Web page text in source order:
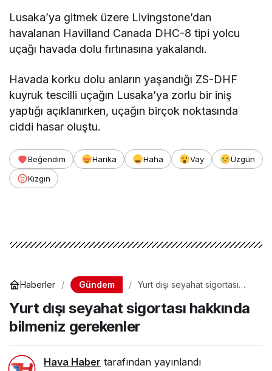
Lusaka’ya gitmek üzere Livingstone’dan
havalanan Havilland Canada DHC-8 tipi yolcu
uçağı havada dolu fırtınasına yakalandı.
Havada korku dolu anların yaşandığı ZS-DHF
kuyruk tescilli uçağın Lusaka’ya zorlu bir iniş
yaptığı açıklanırken, uçağın birçok noktasında
ciddi hasar oluştu.
Beğendim Harika Haha Vay
Üzgün
Kızgın
Haberler Gündem
Yurt dışı seyahat sigortası
Yurt dışı seyahat sigortası hakkında
bilmeniz gerekenler
Hava Haber tarafından yayınlandı